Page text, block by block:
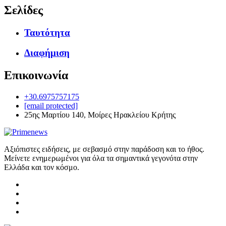
Σελίδες
Ταυτότητα
Διαφήμιση
Επικοινωνία
+30.6975757175
[email protected]
25ης Μαρτίου 140, Μοίρες Ηρακλείου Κρήτης
Αξιόπιστες ειδήσεις, με σεβασμό στην παράδοση και το ήθος.
Μείνετε ενημερωμένοι για όλα τα σημαντικά γεγονότα στην
Ελλάδα και τον κόσμο.